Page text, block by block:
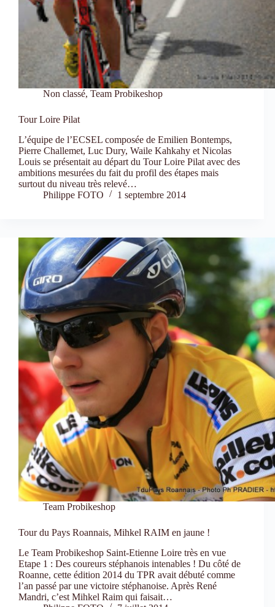
Non classé, Team Probikeshop
Tour Loire Pilat
L’équipe de l’ECSEL composée de Emilien Bontemps,
Pierre Challemet, Luc Dury, Waile Kahkahy et Nicolas
Louis se présentait au départ du Tour Loire Pilat avec des
ambitions mesurées du fait du profil des étapes mais
surtout du niveau très relevé…
Philippe FOTO
1 septembre 2014
Team Probikeshop
Tour du Pays Roannais, Mihkel RAIM en jaune !
Le Team Probikeshop Saint-Etienne Loire très en vue
Etape 1 : Des coureurs stéphanois intenables ! Du côté de
Roanne, cette édition 2014 du TPR avait débuté comme
l’an passé par une victoire stéphanoise. Après René
Mandri, c’est Mihkel Raim qui faisait…